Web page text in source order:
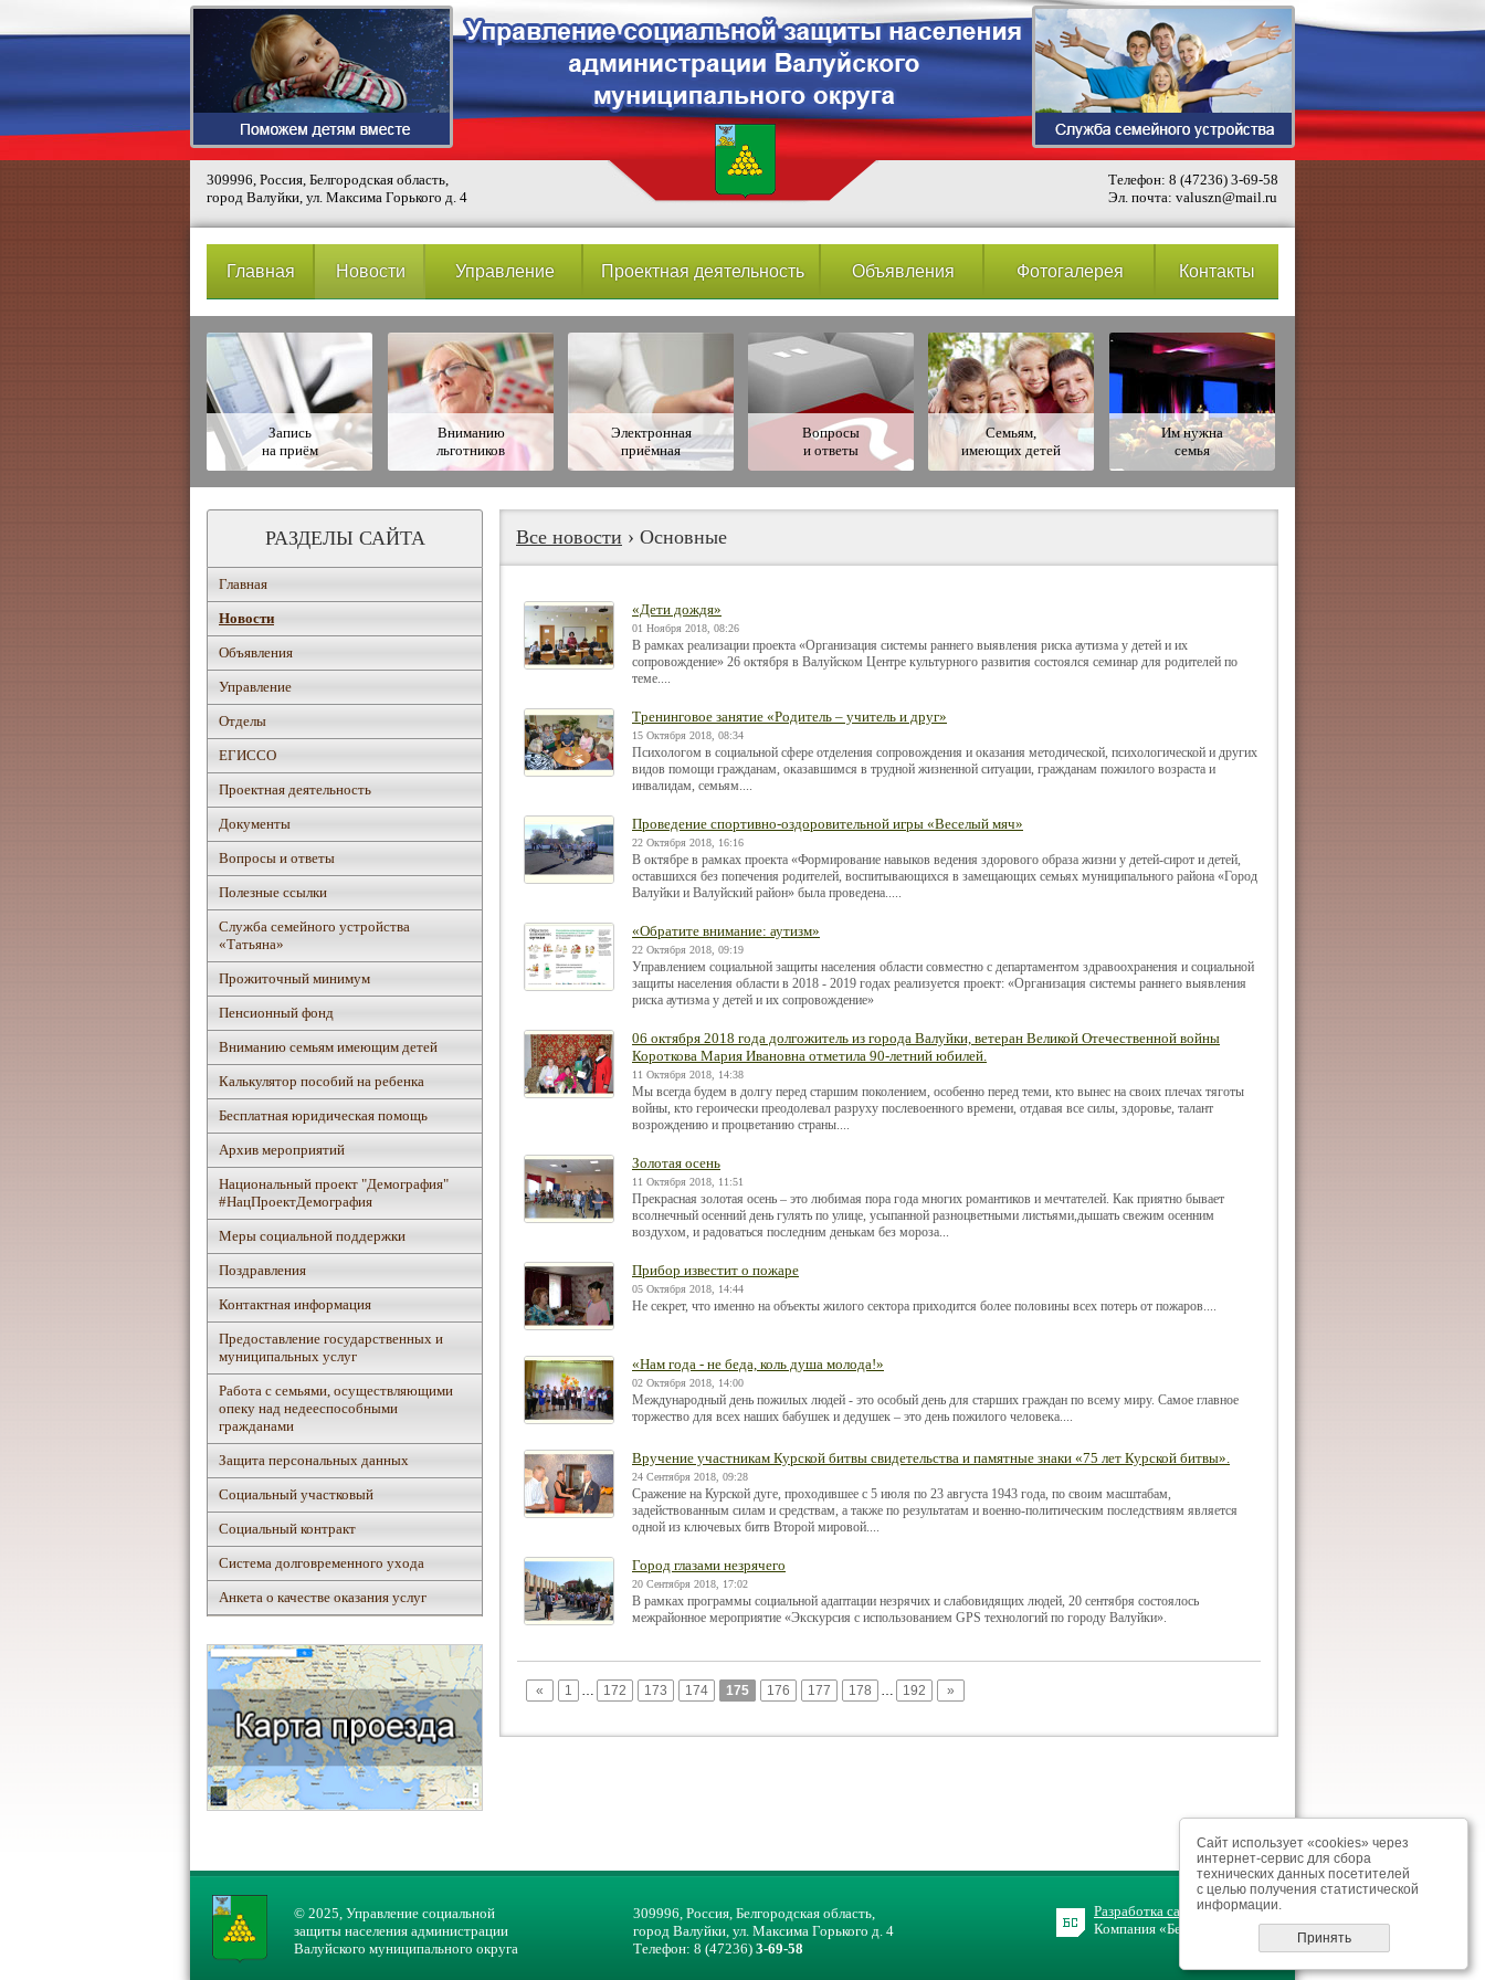
309996, Россия, Белгородская область,
город Валуйки, ул. Максима Горького д. 4
Телефон: 8 (47236) 3-69-58
Эл. почта: valuszn@mail.ru
Главная Новости Управление Проектная деятельность Объявления Фотогалерея Контакты
Запись
на приём
Вниманию
льготников
Электронная
приёмная
Вопросы
и ответы
Семьям,
имеющих детей
Им нужна
семья
РАЗДЕЛЫ САЙТА
Главная
Новости
Объявления
Управление
Отделы
ЕГИССО
Проектная деятельность
Документы
Вопросы и ответы
Полезные ссылки
Служба семейного устройства
«Татьяна»
Прожиточный минимум
Пенсионный фонд
Вниманию семьям имеющим детей
Калькулятор пособий на ребенка
Бесплатная юридическая помощь
Архив мероприятий
Национальный проект "Демография"
#НацПроектДемография
Mеры социальной поддержки
Поздравления
Контактная информация
Предоставление государственных и
муниципальных услуг
Работа с семьями, осуществляющими
опеку над недееспособными
гражданами
Защита персональных данных
Социальный участковый
Социальный контракт
Система долговременного ухода
Анкета о качестве оказания услуг
Все новости › Основные
«Дети дождя»
01 Ноября 2018, 08:26
В рамках реализации проекта «Организация системы раннего выявления риска аутизма у детей и их
сопровождение» 26 октября в Валуйском Центре культурного развития состоялся семинар для родителей по
теме....
Тренинговое занятие «Родитель – учитель и друг»
15 Октября 2018, 08:34
Психологом в социальной сфере отделения сопровождения и оказания методической, психологической и других
видов помощи гражданам, оказавшимся в трудной жизненной ситуации, гражданам пожилого возраста и
инвалидам, семьям....
Проведение спортивно-оздоровительной игры «Веселый мяч»
22 Октября 2018, 16:16
В октябре в рамках проекта «Формирование навыков ведения здорового образа жизни у детей-сирот и детей,
оставшихся без попечения родителей, воспитывающихся в замещающих семьях муниципального района «Город
Валуйки и Валуйский район» была проведена.....
«Обратите внимание: аутизм»
22 Октября 2018, 09:19
Управлением социальной защиты населения области совместно с департаментом здравоохранения и социальной
защиты населения области в 2018 - 2019 годах реализуется проект: «Организация системы раннего выявления
риска аутизма у детей и их сопровождение»
06 октября 2018 года долгожитель из города Валуйки, ветеран Великой Отечественной войны
Короткова Мария Ивановна отметила 90-летний юбилей.
11 Октября 2018, 14:38
Мы всегда будем в долгу перед старшим поколением, особенно перед теми, кто вынес на своих плечах тяготы
войны, кто героически преодолевал разруху послевоенного времени, отдавая все силы, здоровье, талант
возрождению и процветанию страны....
Золотая осень
11 Октября 2018, 11:51
Прекрасная золотая осень – это любимая пора года многих романтиков и мечтателей. Как приятно бывает
всолнечный осенний день гулять по улице, усыпанной разноцветными листьями,дышать свежим осенним
воздухом, и радоваться последним денькам без мороза...
Прибор известит о пожаре
05 Октября 2018, 14:44
Не секрет, что именно на объекты жилого сектора приходится более половины всех потерь от пожаров....
«Нам года - не беда, коль душа молода!»
02 Октября 2018, 14:00
Международный день пожилых людей - это особый день для старших граждан по всему миру. Самое главное
торжество для всех наших бабушек и дедушек – это день пожилого человека....
Вручение участникам Курской битвы свидетельства и памятные знаки «75 лет Курской битвы».
24 Сентября 2018, 09:28
Сражение на Курской дуге, проходившее с 5 июля по 23 августа 1943 года, по своим масштабам,
задействованным силам и средствам, а также по результатам и военно-политическим последствиям является
одной из ключевых битв Второй мировой....
Город глазами незрячего
20 Сентября 2018, 17:02
В рамках программы социальной адаптации незрячих и слабовидящих людей, 20 сентября состоялось
межрайонное мероприятие «Экскурсия с использованием GPS технологий по городу Валуйки».
« 1 … 172 173 174 175 176 177 178 … 192 »
© 2025, Управление социальной
защиты населения администрации
Валуйского муниципального округа
309996, Россия, Белгородская область,
город Валуйки, ул. Максима Горького д. 4
Телефон: 8 (47236) 3-69-58
Разработка сайта
Компания «БелСофт»
Сайт использует «cookies» через
интернет-сервис для сбора
технических данных посетителей
с целью получения статистической
информации.
Принять